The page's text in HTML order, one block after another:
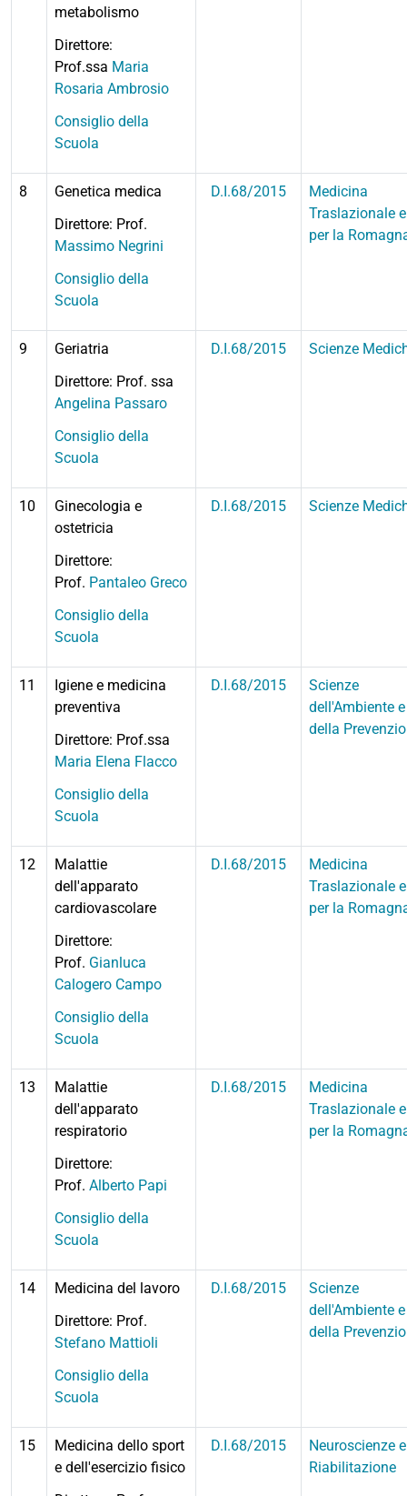
metabolismo
Direttore:
Prof.ssa Maria
Rosaria Ambrosio
Consiglio della
Scuola
8
Genetica medica
Direttore: Prof.
Massimo Negrini
Consiglio della
Scuola
D.I.68/2015
Medicina
Traslazionale e
per la
9
Geriatria
Direttore: Prof. ssa
Angelina Passaro
Consiglio della
Scuola
D.I.68/2015 Scienze
10
Ginecologia e
ostetricia
Direttore:
Prof. Pantaleo Greco
Consiglio della
Scuola
D.I.68/2015 Scienze
11
Igiene e medicina
preventiva
Direttore: Prof.ssa
Maria Elena Flacco
Consiglio della
Scuola
D.I.68/2015
Scienze
dell'Ambiente e
della
12
Malattie
dell'apparato
cardiovascolare
Direttore:
Prof. Gianluca
Calogero Campo
Consiglio della
Scuola
D.I.68/2015
Medicina
Traslazionale e
per la
13
Malattie
dell'apparato
respiratorio
Direttore:
Prof. Alberto Papi
Consiglio della
Scuola
D.I.68/2015
Medicina
Traslazionale e
per la
14
Medicina del lavoro
Direttore: Prof.
Stefano Mattioli
Consiglio della
Scuola
D.I.68/2015
Scienze
dell'Ambiente e
della
15
Medicina dello sport
e dell'esercizio fisico
D.I.68/2015
Neuroscienze e
Riabilitazione